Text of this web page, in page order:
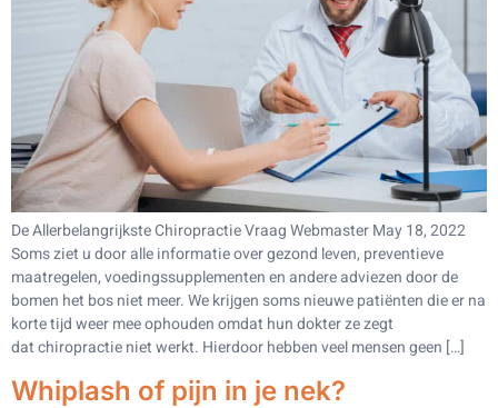
De Allerbelangrijkste Chiropractie Vraag Webmaster May 18, 2022
Soms ziet u door alle informatie over gezond leven, preventieve
maatregelen, voedingssupplementen en andere adviezen door de
bomen het bos niet meer. We krijgen soms nieuwe patiënten die er na
korte tijd weer mee ophouden omdat hun dokter ze zegt
dat chiropractie niet werkt. Hierdoor hebben veel mensen geen […]
Whiplash of pijn in je nek?